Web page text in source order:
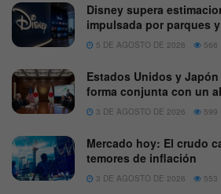
Disney supera
impulsada por parques
5 DE AGOSTO DE 2026 566
Estados Unidos y
forma conjunta con un
3 DE AGOSTO DE 2026 599
Mercado hoy: El crudo
temores de inflación
3 DE AGOSTO DE 2026 553